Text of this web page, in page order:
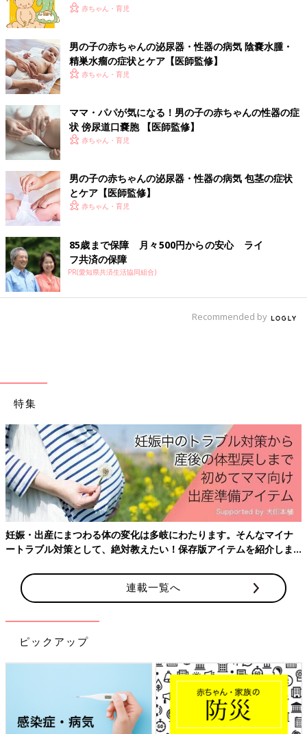
・ 亀頭包皮炎（きとうほうひえん）
・尿道下裂（にょうどうかれつ）
・停留精巣（ていりゅうせいそう）・停留睾丸（ていりゅうこう
がん）
■気になる！男の子の症状
・恥垢（ちこう）
・傍尿道口嚢胞（ぼうにょうどうこうのうほう）
・埋没陰茎（まいぼついんけい）
・コラム・男の子のおちんちんについて教えて！
■女の子の病気
・陰嚢水腫（いんのうすいしゅ）・精巣水瘤（せいそうすいりゅ
う）
・外陰炎（がいいんえん）・膣炎（ちつえん）
・陰唇癒合（いんしんゆごう）
赤ちゃんがかかりやすい病気・症状別・予防接種・お薬ガイド
▼赤ちゃん・子どもの病気とホームケアにおすすめの本
Amazonで購入
※表記している、月齢・年齢、季節、症状の様子などはあくまで
※この情報は、2019年4月のものです。
赤ちゃん・育児
男の子の赤ちゃんの泌尿器・性器の病気 陰嚢水腫・
精巣水瘤の症状とケア【医師監修】
赤ちゃん・育児
ママ・パパが気になる！男の子の赤ちゃんの性器の症
状 傍尿道口嚢胞 【医師監修】
赤ちゃん・育児
男の子の赤ちゃんの泌尿器・性器の病気 包茎の症状
とケア【医師監修】
赤ちゃん・育児
85歳まで保障 月々500円からの安心 ライ
フ共済の保障
PR(愛知県共済生活協同組合)
Recommended by
特集
妊娠・出産にまつわる体の変化は多岐にわたります。そんなマイナ
ートラブル対策として、絶対教えたい！保存版アイテムを紹介しま
連載一覧へ
ピックアップ